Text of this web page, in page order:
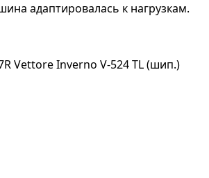
адаптировалась к нагрузкам.
Vettore Inverno V-524 TL (шип.)